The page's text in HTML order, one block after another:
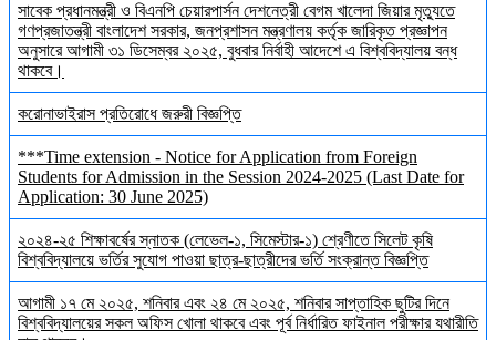
সাবেক প্রধানমন্ত্রী ও বিএনপি চেয়ারপার্সন দেশনেত্রী বেগম খালেদা জিয়ার মৃত্যুতে
গণপ্রজাতন্ত্রী বাংলাদেশ সরকার, জনপ্রশাসন মন্ত্রণালয় কর্তৃক জারিকৃত প্রজ্ঞাপন
অনুসারে আগামী ৩১ ডিসেম্বর ২০২৫, বুধবার নির্বাহী আদেশে এ বিশ্ববিদ্যালয় বন্ধ
থাকবে।
করোনাভাইরাস প্রতিরোধে জরুরী বিজ্ঞপ্তি
***Time extension - Notice for Application from Foreign
Students for Admission in the Session 2024-2025 (Last Date for
Application: 30 June 2025)
২০২৪-২৫ শিক্ষাবর্ষের স্নাতক (লেভেল-১, সিমেস্টার-১) শ্রেণীতে সিলেট কৃষি
বিশ্ববিদ্যালয়ে ভর্তির সুযোগ পাওয়া ছাত্র-ছাত্রীদের ভর্তি সংক্রান্ত বিজ্ঞপ্তি
আগামী ১৭ মে ২০২৫, শনিবার এবং ২৪ মে ২০২৫, শনিবার সাপ্তাহিক ছুটির দিনে
বিশ্ববিদ্যালয়ের সকল অফিস খোলা থাকবে এবং পূর্ব নির্ধারিত ফাইনাল পরীক্ষার যথারীতি